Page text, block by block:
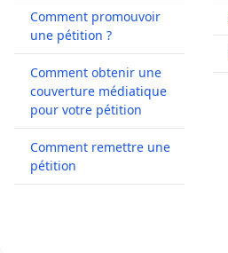
Comment promouvoir
une pétition ?
Comment obtenir une
couverture médiatique
pour votre pétition
Comment remettre une
pétition